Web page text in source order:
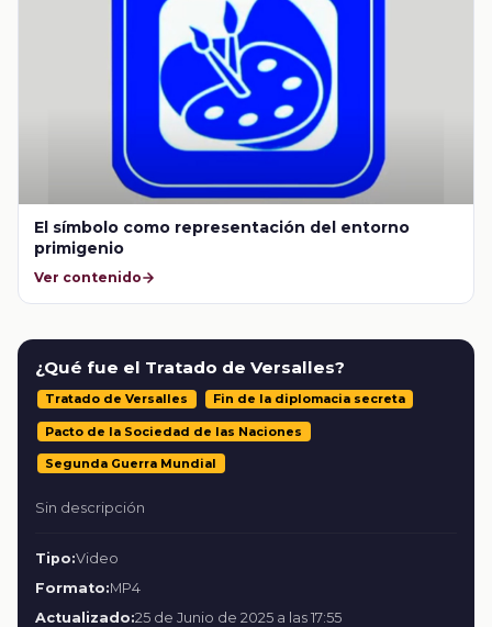
El símbolo como representación del entorno
primigenio
Ver contenido
¿Qué fue el Tratado de Versalles?
Tratado de Versalles Fin de la diplomacia secreta
Pacto de la Sociedad de las Naciones
Segunda Guerra Mundial
Sin descripción
Tipo:Video
Formato:MP4
Actualizado:25 de Junio de 2025 a las 17:55